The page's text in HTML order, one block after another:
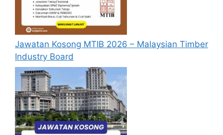
Penolong
Pegawai
Pembang
unan
Masyarak
at (Guru
Tabika)
3
Pulau
Februari
Pembant
u
Khidmat
Jawatan Kosong MTIB 2026 – Malaysian Timber
Industry Board